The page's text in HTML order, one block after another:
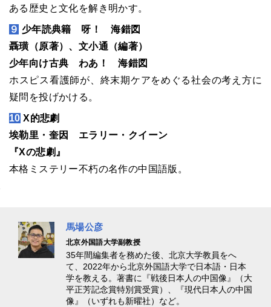
ある歴史と文化を解き明かす。
９ 少年読典籍 呀！ 海錯図
聶璜（原著）、文小通（編著）
少年向け古典 わあ！ 海錯図
ホスピス看護師が、終末期ケアをめぐる社会の考え方に
疑問を投げかける。
10 X的悲劇
埃勒里・奎因 エラリー・クイーン
『Xの悲劇』
本格ミステリー不朽の名作の中国語版。
馬場公彦
北京外国語大学副教授
35年間編集者を務めた後、北京大学教員をへ
て、2022年から北京外国語大学で日本語・日本
学を教える。著書に『戦後日本人の中国像』（大
平正芳記念賞特別賞受賞）、『現代日本人の中国
像』（いずれも新曜社）など。